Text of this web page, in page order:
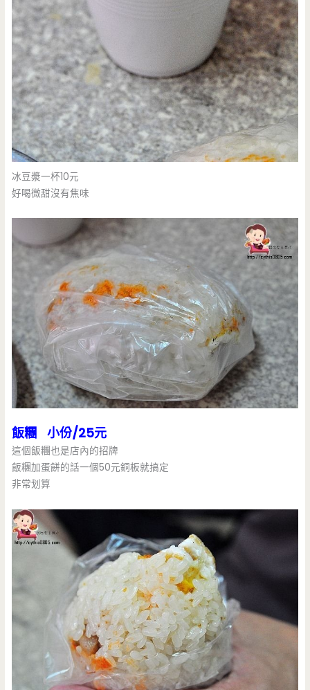
冰豆漿一杯10元
好喝微甜沒有焦味
飯糰 小份/25元
這個飯糰也是店內的招牌
飯糰加蛋餅的話一個50元銅板就搞定
非常划算